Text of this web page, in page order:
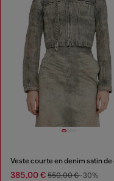
385,00 € 550,00 €-30%